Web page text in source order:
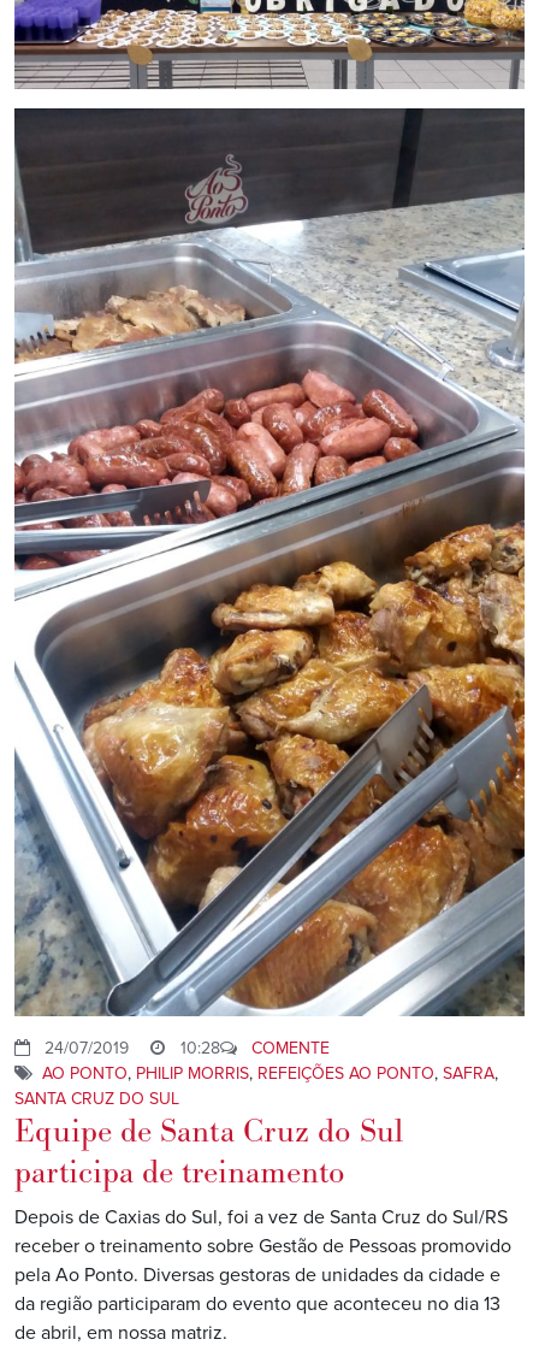
24/07/2019 10:28
COMENTE
AO PONTO, PHILIP MORRIS, REFEIÇÕES AO PONTO, SAFRA,
SANTA CRUZ DO SUL
Equipe de Santa Cruz do Sul
participa de treinamento
Depois de Caxias do Sul, foi a vez de Santa Cruz do Sul/RS
receber o treinamento sobre Gestão de Pessoas promovido
pela Ao Ponto. Diversas gestoras de unidades da cidade e
da região participaram do evento que aconteceu no dia 13
de abril, em nossa matriz.